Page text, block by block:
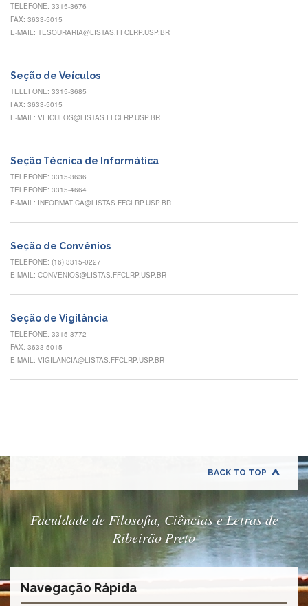
de
Inclusão
e
estudantil
sozinho(a)!
Reuniões
Conheça
nossas
redes
Contato
INTERNACIONALIZAÇÃO
Quem
Estudar
na
Concursos
Processos
TELEFONE: 3315-3676
FAX: 3633-5015
E-MAIL: TESOURARIA@LISTAS.FFCLRP.USP.BR
Seção de Veículos
TELEFONE: 3315-3685
FAX: 3633-5015
E-MAIL: VEICULOS@LISTAS.FFCLRP.USP.BR
Seção Técnica de Informática
TELEFONE: 3315-3636
TELEFONE: 3315-4664
E-MAIL: INFORMATICA@LISTAS.FFCLRP.USP.BR
Seção de Convênios
TELEFONE: (16) 3315-0227
E-MAIL: CONVENIOS@LISTAS.FFCLRP.USP.BR
Seção de Vigilância
TELEFONE: 3315-3772
FAX: 3633-5015
E-MAIL: VIGILANCIA@LISTAS.FFCLRP.USP.BR
BACK TO TOP
Faculdade de Filosofia, Ciências e Letras de
Ribeirão Preto
Navegação Rápida